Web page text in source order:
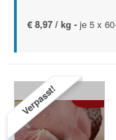
€ 8,97 / kg - je 5 x
Verpasst!